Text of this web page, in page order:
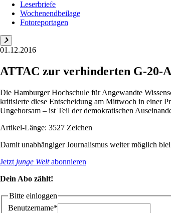
Leserbriefe
Wochenendbeilage
Fotoreportagen
01.12.2016
ATTAC zur verhinderten G-20-
Die Hamburger Hochschule für Angewandte
kritisierte diese Entscheidung am Mittwoch in einer
Ungehorsam – ist Teil der demokratischen
Artikel-Länge: 3527 Zeichen
Damit unabhängiger Journalismus weiter möglich
Jetzt junge Weltabonnieren
Dein Abo zählt!
Bitte einloggen
Benutzername*